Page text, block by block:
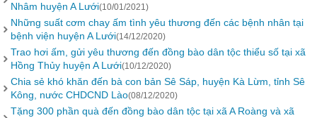
Nhâm huyện A Lưới(10/01/2021)
Những suất cơm chay ấm tình yêu thương đến các bệnh nhân tại
bệnh viện huyện A Lưới(14/12/2020)
Trao hơi ấm, gửi yêu thương đến đồng bào dân tộc thiểu số tại xã
Hồng Thủy huyện A Lưới(10/12/2020)
Chia sẻ khó khăn đến bà con bản Sê Sáp, huyện Kà Lừm, tỉnh Sê
Kông, nước CHDCND Lào(08/12/2020)
Tặng 300 phần quà đến đồng bào dân tộc tại xã A Roàng và xã